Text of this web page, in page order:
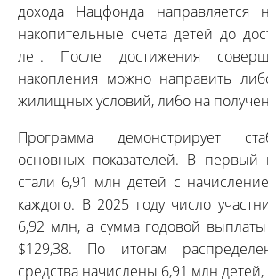
дохода Нацфонда направляется
накопительные счета детей до
лет. После достижения
накопления можно направить
жилищных условий, либо на
Программа демонстрирует
основных показателей. В первый
стали 6,91 млн детей с
каждого. В 2025 году число
6,92 млн, а сумма годовой
$129,38. По итогам
средства начислены 6,91 млн